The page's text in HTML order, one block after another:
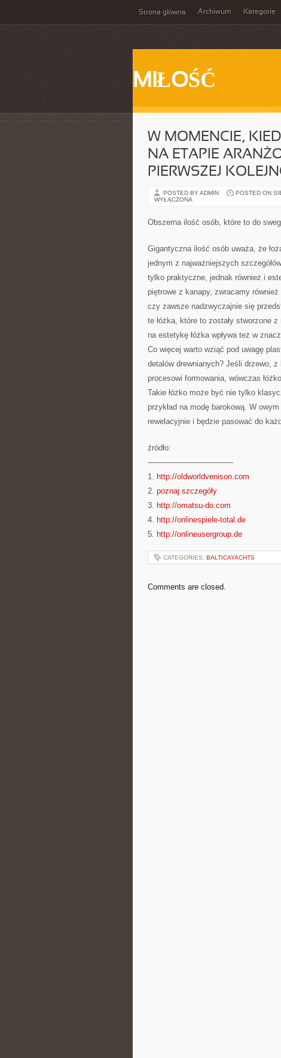
Strona główna Archiwum Kategorie
MIŁOŚĆ
W MOMENCIE,
NA ETAPIE
PIERWSZEJ
POSTED BY ADMIN POSTED ON
WYŁĄCZONA
Obszerna ilość osób, które to do
Gigantyczna ilość osób uważa, że
jednym z najważniejszych
tylko praktyczne, jednak również i
piętrowe z kanapy, zwracamy
czy zawsze nadzwyczajnie się
te łóżka, które to zostały stworzone
na estetykę łóżka wpływa też w
Co więcej warto wziąć pod uwagę
detalów drewnianych? Jeśli drzewo, z
procesowi formowania, wówczas
Takie łóżko może być nie tylko
przykład na modę barokową. W
rewelacyjnie i będzie pasować do
źródło:
———————————
1. http://oldworldvenison.com
2. poznaj szczegóły
3. http://omatsu-do.com
4. http://onlinespiele-total.de
5. http://onlineusergroup.de
CATEGORIES: BALTICAYACHTS
Comments are closed.